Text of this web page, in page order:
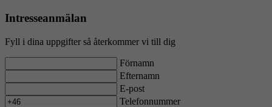
Intresseanmälan
Fyll i dina uppgifter så återkommer vi till dig
Förnamn
Efternamn
E-post
Telefonnummer